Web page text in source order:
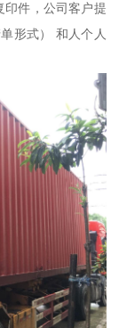
印件，公司客户提
形式） 和人个人